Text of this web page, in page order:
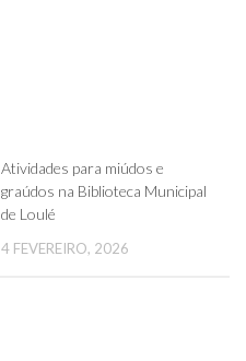
Atividades para miúdos e
graúdos na Biblioteca Municipal
de Loulé
4 FEVEREIRO, 2026